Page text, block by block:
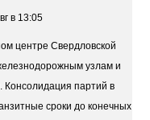
в 13:05
центре Свердловской
узлам и
Консолидация партий в
сроки до конечных